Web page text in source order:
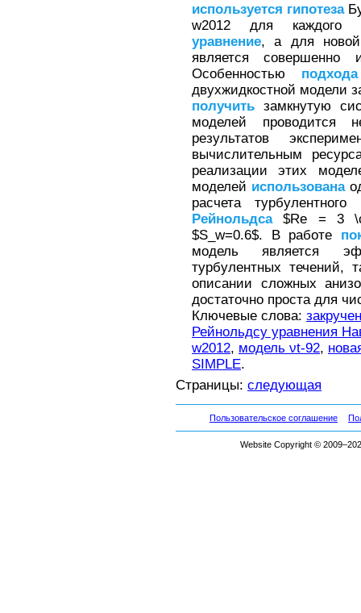
используется гипотеза
w2012 для каждого
уравнение, а для новой
является
Особенностью подхода
двухжидкостной модели
получить замкнутую
моделей проводится
результатов
вычислительным
реализации этих
моделей использована
расчета
Рейнольдса$Re = 3
$S_w=0.6$. В работе
модель является
турбулентных течений,
описании сложных
достаточно проста для
Ключевые слова:
Рейнольдсу уравнения
w2012, модель νt-92,
SIMPLE.
Страницы: следующая
Пользовательское соглашение
Website Copyright ©